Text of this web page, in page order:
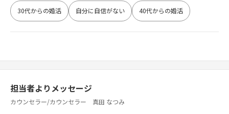
30代からの婚活 自分に自信がない 40代からの婚活
担当者よりメッセージ
カウンセラー/カウンセラー 真田 なつみ